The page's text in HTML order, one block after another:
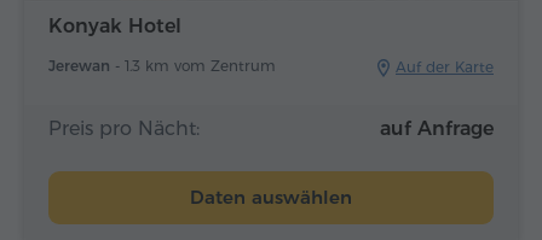
Konyak Hotel
Jerewan - 1.3 km vom Zentrum Auf der Karte
Preis pro Nächt: auf Anfrage
Daten auswählen